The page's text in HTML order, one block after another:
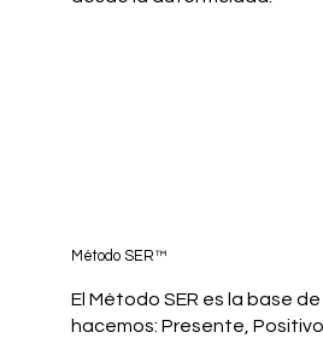
Método SER™
El Método SER es la base
hacemos: Presente,